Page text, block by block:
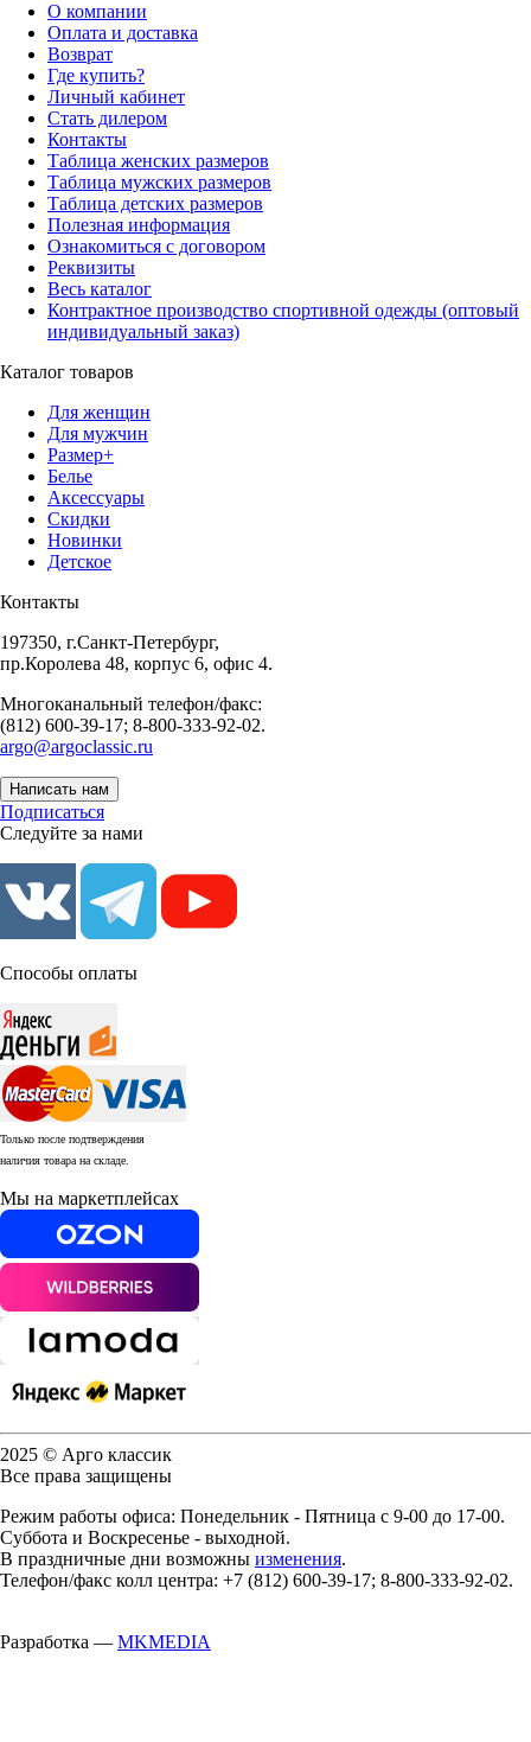
О компании
Оплата и доставка
Возврат
Где купить?
Личный кабинет
Стать дилером
Контакты
Таблица женских размеров
Таблица мужских размеров
Таблица детских размеров
Полезная информация
Ознакомиться с договором
Реквизиты
Весь каталог
Контрактное производство спортивной одежды (оптовый
индивидуальный заказ)
Каталог товаров
Для женщин
Для мужчин
Размер+
Белье
Аксессуары
Скидки
Новинки
Детское
Контакты
197350, г.Санкт-Петербург,
пр.Королева 48, корпус 6, офис 4.
Многоканальный телефон/факс:
(812) 600-39-17; 8-800-333-92-02.
argo@argoclassic.ru
Написать нам
Подписаться
Следуйте за нами
Способы оплаты
Только после подтверждения
наличия товара на складе.
Мы на маркетплейсах
2025 © Арго классик
Все права защищены
Режим работы офиса: Понедельник - Пятница с 9-00 до 17-00.
Суббота и Воскресенье - выходной.
В праздничные дни возможны изменения.
Телефон/факс колл центра: +7 (812) 600-39-17; 8-800-333-92-02.
Разработка — MKMEDIA